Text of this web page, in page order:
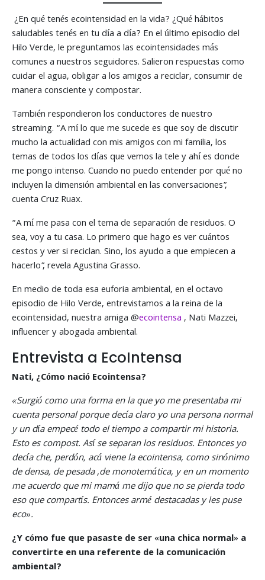
¿En qué tenés ecointensidad en la vida? ¿Qué hábitos
saludables tenés en tu día a día? En el último episodio del
Hilo Verde, le preguntamos las ecointensidades más
comunes a nuestros seguidores. Salieron respuestas como
cuidar el agua, obligar a los amigos a reciclar, consumir de
manera consciente y compostar.
También respondieron los conductores de nuestro
streaming. “A mí lo que me sucede es que soy de discutir
mucho la actualidad con mis amigos con mi familia, los
temas de todos los días que vemos la tele y ahí es donde
me pongo intenso. Cuando no puedo entender por qué no
incluyen la dimensión ambiental en las conversaciones”,
cuenta Cruz Ruax.
“A mí me pasa con el tema de separación de residuos. O
sea, voy a tu casa. Lo primero que hago es ver cuántos
cestos y ver si reciclan. Sino, los ayudo a que empiecen a
hacerlo”, revela Agustina Grasso.
En medio de toda esa euforia ambiental, en el octavo
episodio de Hilo Verde, entrevistamos a la reina de la
ecointensidad, nuestra amiga @ecointensa, Nati Mazzei,
influencer y abogada ambiental.
Entrevista a EcoIntensa
Nati, ¿Cómo nació Ecointensa?
«Surgió como una forma en la que yo me presentaba mi
cuenta personal porque decía claro yo una persona normal
y un día empecé todo el tiempo a compartir mi historia.
Esto es compost. Así se separan los residuos. Entonces yo
decía che, perdón, acá viene la ecointensa, como sinónimo
de densa, de pesada ,de monotemática, y en un momento
me acuerdo que mi mamá me dijo que no se pierda todo
eso que compartís. Entonces armé destacadas y les puse
eco».
¿Y cómo fue que pasaste de ser «una chica normal» a
convertirte en una referente de la comunicación
ambiental?